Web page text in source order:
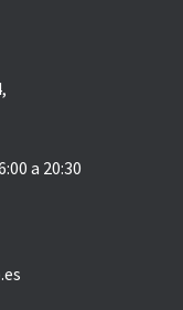
a 20:30